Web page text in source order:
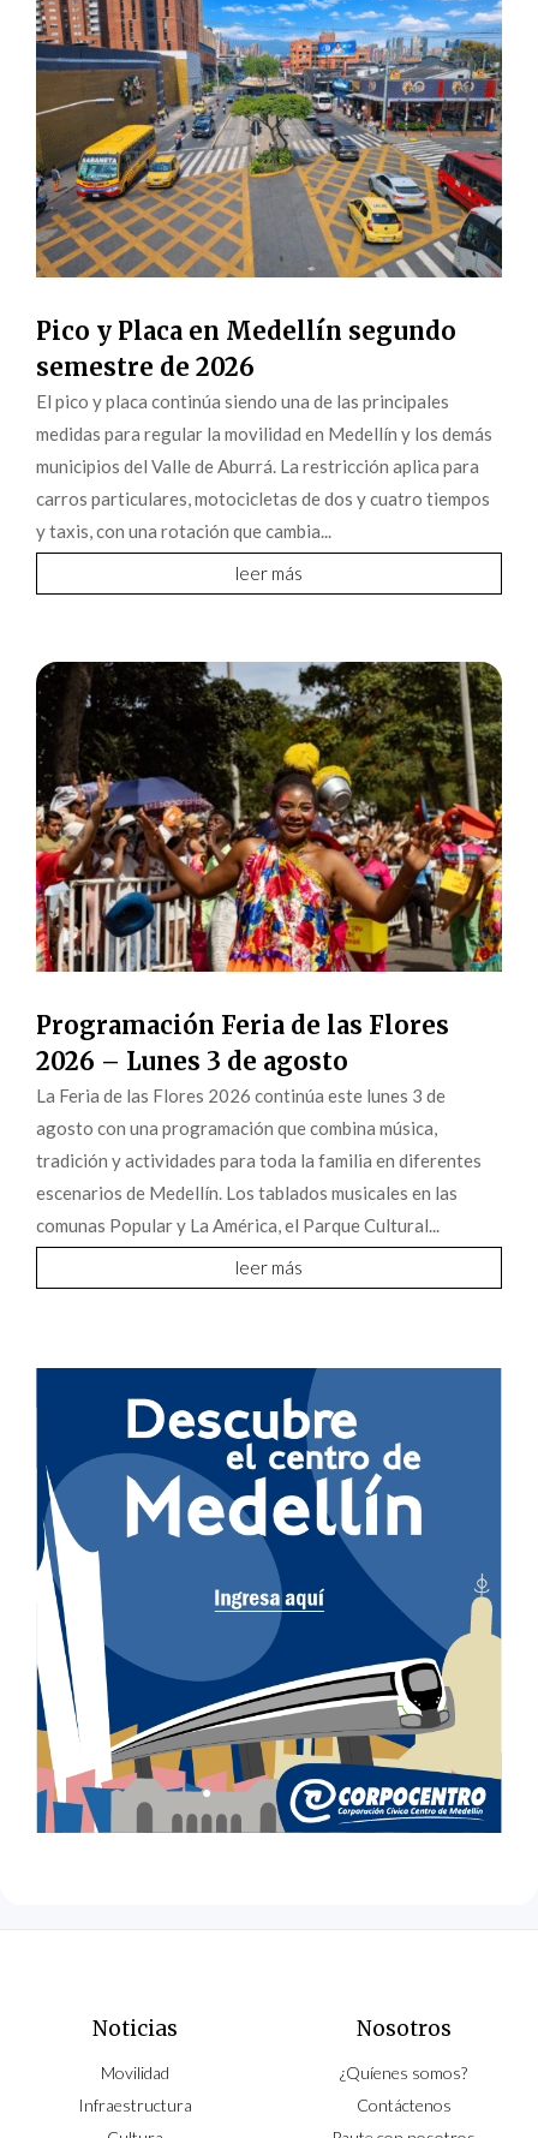
Pico y Placa en Medellín segundo
semestre de 2026
El pico y placa continúa siendo una de las principales
medidas para regular la movilidad en Medellín y los demás
municipios del Valle de Aburrá. La restricción aplica para
carros particulares, motocicletas de dos y cuatro tiempos
y taxis, con una rotación que cambia...
leer más
Programación Feria de las Flores
2026 – Lunes 3 de agosto
La Feria de las Flores 2026 continúa este lunes 3 de
agosto con una programación que combina música,
tradición y actividades para toda la familia en diferentes
escenarios de Medellín. Los tablados musicales en las
comunas Popular y La América, el Parque Cultural...
leer más
Noticias
Movilidad
Infraestructura
Nosotros
¿Quíenes somos?
Contáctenos